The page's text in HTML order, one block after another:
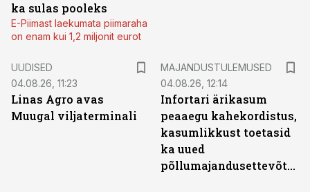
ka sulas pooleks
E-Piimast laekumata piimaraha
on enam kui 1,2 miljonit eurot
UUDISED
04.08.26, 11:23
Linas Agro avas
Muugal viljaterminali
MAJANDUSTULEMUSED
04.08.26, 12:14
Infortari ärikasum
peaaegu kahekordistus,
kasumlikkust toetasid
ka uued
põllumajandusettevõtted